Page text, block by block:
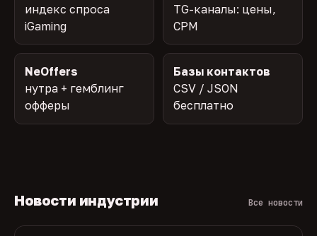
индекс спроса
iGaming
TG-каналы: цены,
CPM
NeOffers
нутра + гемблинг
офферы
Базы контактов
CSV / JSON
бесплатно
Новости индустрии Все новости